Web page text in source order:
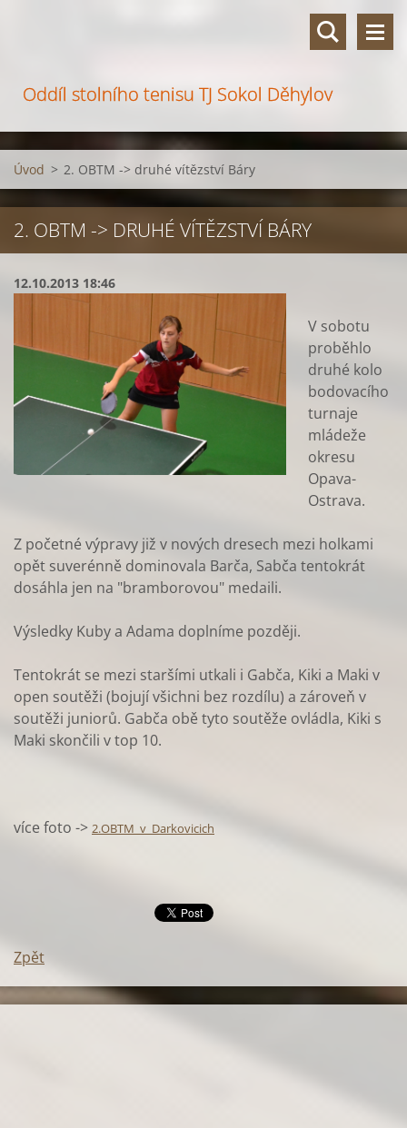
Oddíl stolního tenisu TJ Sokol Děhylov
Úvod > 2. OBTM -> druhé vítězství Báry
2. OBTM -> DRUHÉ VÍTĚZSTVÍ BÁRY
12.10.2013 18:46
V sobotu
proběhlo
druhé kolo
bodovacího
turnaje
mládeže
okresu
Opava-
Ostrava.
Z početné výpravy již v nových dresech mezi holkami
opět suverénně dominovala Barča, Sabča tentokrát
dosáhla jen na "bramborovou" medaili.
Výsledky Kuby a Adama doplníme později.
Tentokrát se mezi staršími utkali i Gabča, Kiki a Maki v
open soutěži (bojují všichni bez rozdílu) a zároveň v
soutěži juniorů. Gabča obě tyto soutěže ovládla, Kiki s
Maki skončili v top 10.
více foto -> 2.OBTM_v_Darkovicich
Zpět